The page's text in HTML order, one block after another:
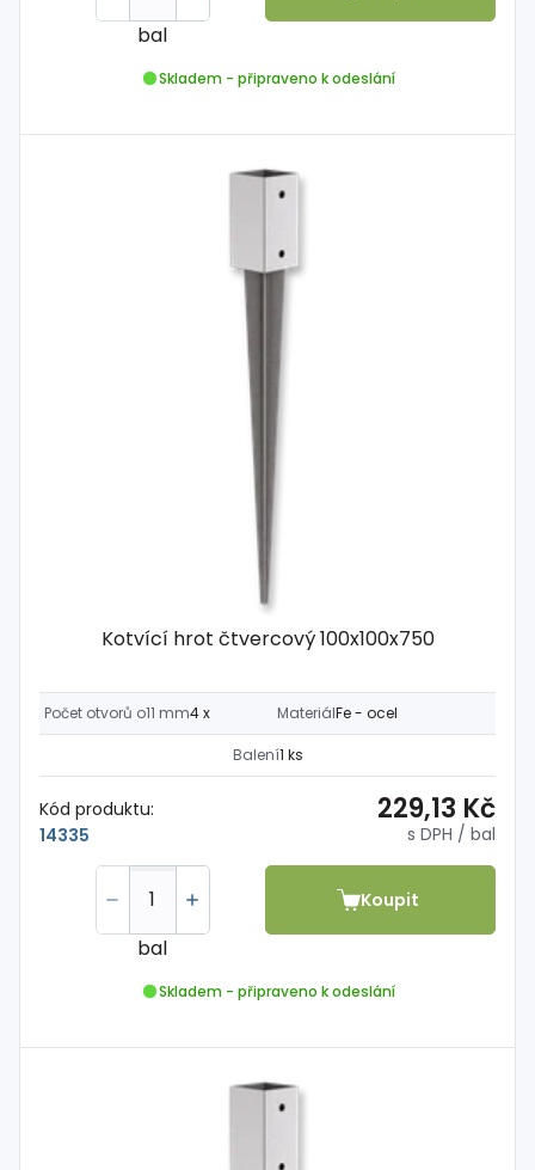
bal
Skladem - připraveno k odeslání
Kotvící hrot čtvercový 100x100x750
Počet otvorů o11 mm4 x MateriálFe - ocel
Balení1 ks
Kód produktu:
14335
229,13 Kč
s DPH / bal
bal
Koupit
Skladem - připraveno k odeslání